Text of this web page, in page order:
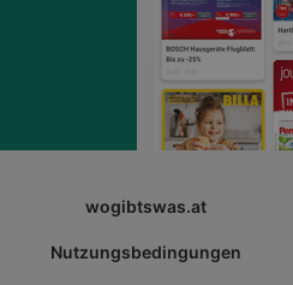
wogibtswas.at
Nutzungsbedingungen